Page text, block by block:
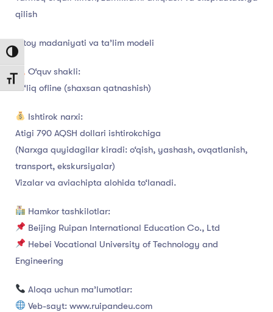
Toggle High Contrast
Toggle Font size
qilish
Xitoy madaniyati va ta’lim modeli
O‘quv shakli:
To‘liq ofline (shaxsan qatnashish)
Ishtirok narxi:
Atigi 790 AQSH dollari ishtirokchiga
(Narxga quyidagilar kiradi: o‘qish, yashash, ovqatlanish,
transport, ekskursiyalar)
Vizalar va aviachipta alohida to‘lanadi.
Hamkor tashkilotlar:
Beijing Ruipan International Education Co., Ltd
Hebei Vocational University of Technology and
Engineering
Aloqa uchun ma’lumotlar:
Veb-sayt: www.ruipandeu.com